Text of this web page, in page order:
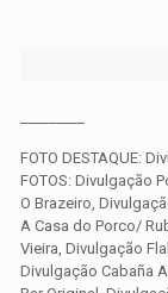
FOTO DESTAQUE:
FOTOS: Divulgação
O Brazeiro,
A Casa do Porco/
Vieira, Divulgação
Divulgação Cabaña